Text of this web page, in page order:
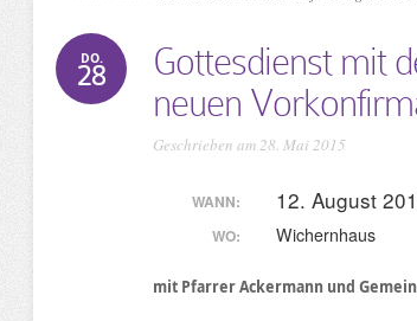
DO.
28
Gottesdienst mit
neuen
Geschrieben am 28. Mai 2015
WANN: 12. August
WO: Wichernhaus
mit Pfarrer Ackermann und